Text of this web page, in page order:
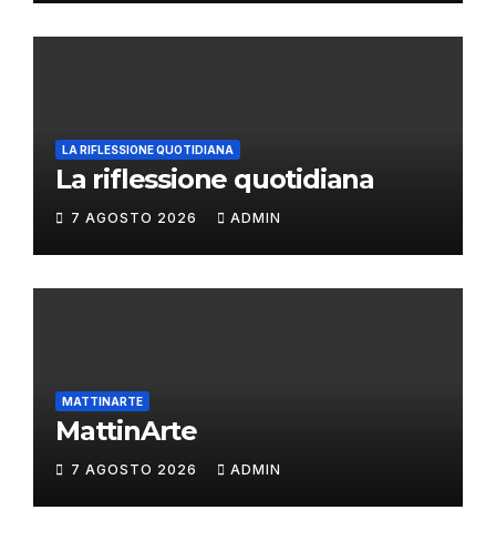
LA RIFLESSIONE QUOTIDIANA
La riflessione quotidiana
7 AGOSTO 2026 ADMIN
MATTINARTE
MattinArte
7 AGOSTO 2026 ADMIN